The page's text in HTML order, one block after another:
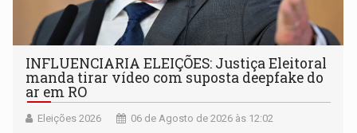
INFLUENCIARIA ELEIÇÕES: Justiça Eleitoral
manda tirar vídeo com suposta deepfake do
ar em RO
Eleições 2026 06 de Agosto de 2026 às 12:02